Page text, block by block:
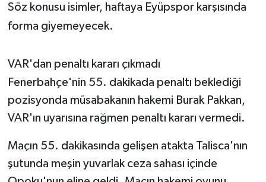
Söz konusu isimler, haftaya Eyüpspor karşısında
forma giyemeyecek.
VAR'dan penaltı kararı çıkmadı
Fenerbahçe'nin 55. dakikada penaltı beklediği
pozisyonda müsabakanın hakemi Burak Pakkan,
VAR'ın uyarısına rağmen penaltı kararı vermedi.
Maçın 55. dakikasında gelişen atakta Talisca'nın
şutunda meşin yuvarlak ceza sahası içinde